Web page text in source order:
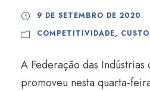
9 DE SETEMBRO DE 2020
COMPETITIVIDADE,
A Federação das
promoveu nesta quarta-